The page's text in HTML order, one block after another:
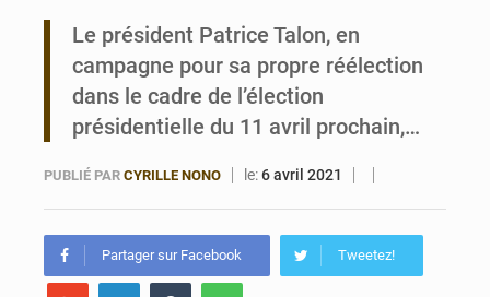
Le président Patrice Talon, en
campagne pour sa propre réélection
dans le cadre de l’élection
présidentielle du 11 avril prochain,…
PUBLIÉ PAR CYRILLE NONO le:6 avril 2021
Partager sur Facebook Tweetez!